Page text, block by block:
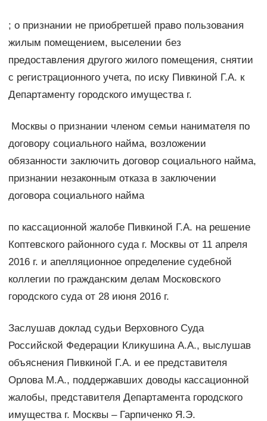
; о признании не приобретшей право пользования
жилым помещением, выселении без
предоставления другого жилого помещения, снятии
с регистрационного учета, по иску Пивкиной Г.А. к
Департаменту городского имущества г.
Москвы о признании членом семьи нанимателя по
договору социального найма, возложении
обязанности заключить договор социального найма,
признании незаконным отказа в заключении
договора социального найма
по кассационной жалобе Пивкиной Г.А. на решение
Коптевского районного суда г. Москвы от 11 апреля
2016 г. и апелляционное определение судебной
коллегии по гражданским делам Московского
городского суда от 28 июня 2016 г.
Заслушав доклад судьи Верховного Суда
Российской Федерации Кликушина А.А., выслушав
объяснения Пивкиной Г.А. и ее представителя
Орлова М.А., поддержавших доводы кассационной
жалобы, представителя Департамента городского
имущества г. Москвы – Гарпиченко Я.Э.